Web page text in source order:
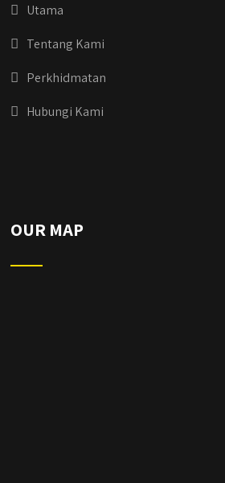
Utama
Tentang Kami
Perkhidmatan
Hubungi Kami
OUR MAP